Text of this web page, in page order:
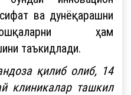
ва дунёқарашни
ҳам
таъкидлади.
қилиб олиб, 14
клиникалар ташкил